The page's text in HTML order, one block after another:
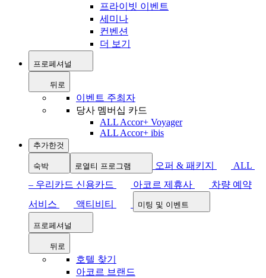
프라이빗 이벤트
세미나
컨벤션
더 보기
프로페셔널
뒤로
이벤트 주최자
당사 멤버십 카드
ALL Accor+ Voyager
ALL Accor+ ibis
추가한것
숙박 로열티 프로그램 오퍼 & 패키지
ALL
– 우리카드 신용카드
아코르 제휴사
차량 예약
서비스
액티비티 미팅 및 이벤트
프로페셔널
뒤로
호텔 찾기
아코르 브랜드